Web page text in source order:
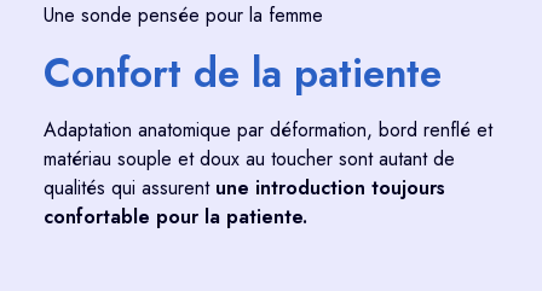
Une sonde pensée pour la femme
Confort de la patiente
Adaptation anatomique par déformation, bord renflé et
matériau souple et doux au toucher sont autant de
qualités qui assurent une introduction toujours
confortable pour la patiente.